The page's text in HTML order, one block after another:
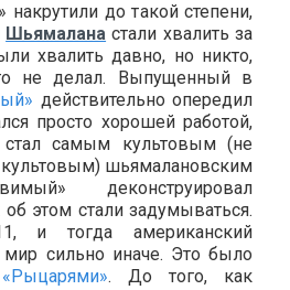
» накрутили до такой степени,
Шьямалана стали хвалить за
хвалить давно, но никто,
не делал. Выпущенный в
действительно опередил
просто хорошей работой,
стал самым культовым (не
шьямалановским
деконструировал
этом стали задумываться.
и тогда американский
сильно иначе. Это было
«Рыцарями». До того, как